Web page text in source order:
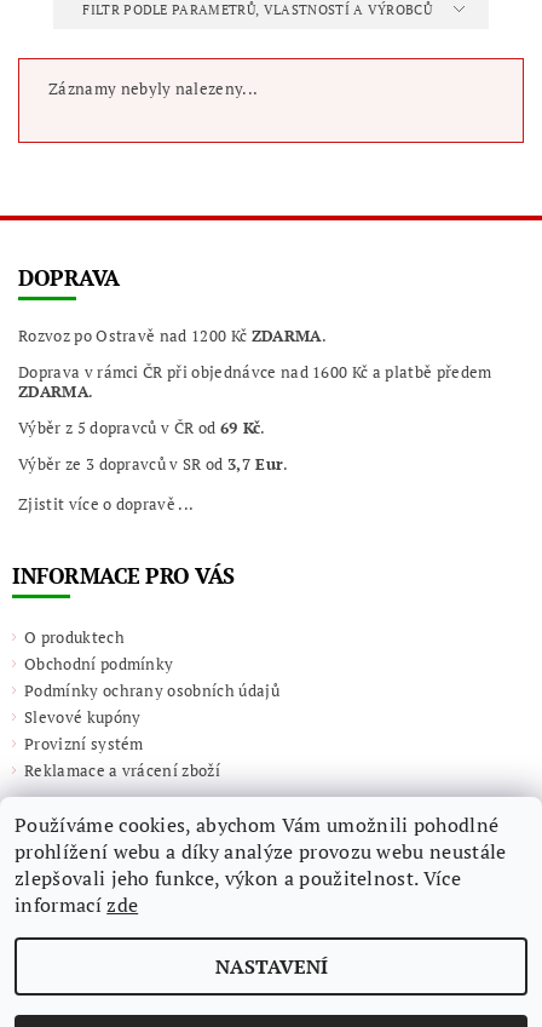
FILTR PODLE PARAMETRŮ, VLASTNOSTÍ A VÝROBCŮ
Záznamy nebyly nalezeny...
DOPRAVA
Rozvoz po Ostravě nad 1200 Kč ZDARMA.
Doprava v rámci ČR při objednávce nad 1600 Kč a platbě předem
ZDARMA.
Výběr z 5 dopravců v ČR od 69 Kč.
Výběr ze 3 dopravců v SR od 3,7 Eur.
Zjistit více o dopravě ...
INFORMACE PRO VÁS
O produktech
Obchodní podmínky
Podmínky ochrany osobních údajů
Slevové kupóny
Provizní systém
Reklamace a vrácení zboží
Používáme cookies, abychom Vám umožnili pohodlné
prohlížení webu a díky analýze provozu webu neustále
zlepšovali jeho funkce, výkon a použitelnost. Více
informacízde
NASTAVENÍ